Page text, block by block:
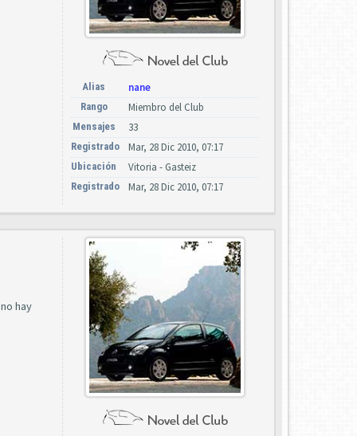
Alias nane
Rango Miembro del Club
Mensajes 33
Registrado Mar, 28 Dic 2010, 07:17
Ubicación Vitoria - Gasteiz
Registrado Mar, 28 Dic 2010, 07:17
hay